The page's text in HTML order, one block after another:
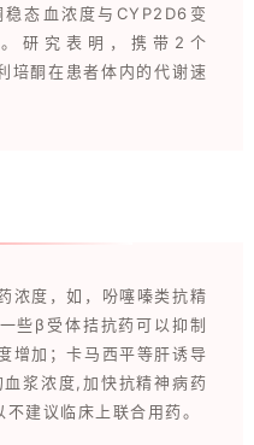
态血浓度与CYP2D6变
研究表明，携带2个
培酮在患者体内的代谢速
浓度，如，吩噻嗪类抗精
些β受体拮抗药可以抑制
增加；卡马西平等肝诱导
浆浓度,加快抗精神病药
建议临床上联合用药。